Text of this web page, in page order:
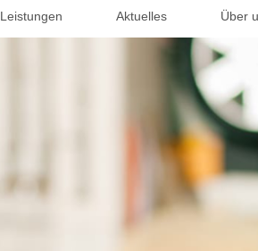
Leistungen Aktuelles Über